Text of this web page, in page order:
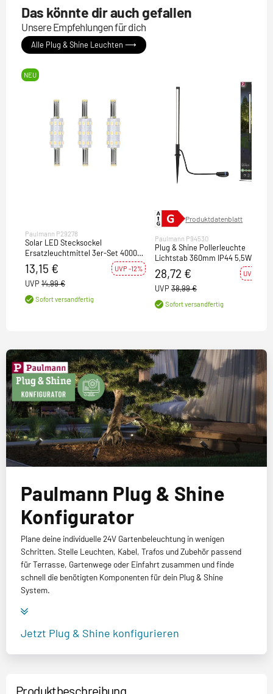
Paulmann Plug & Shine
Konfigurator
Plane deine individuelle 24V Gartenbeleuchtung in wenigen
Schritten. Stelle Leuchten, Kabel, Trafos und Zubehör passend
für Terrasse, Gartenwege oder Einfahrt zusammen und finde
schnell die benötigten Komponenten für dein Plug & Shine
System.
Jetzt Plug & Shine konfigurieren
Das könnte dir auch gefallen
Unsere Empfehlungen für dich
Alle Plug & Shine Leuchten ⟶
NEU
Paulmann P29278
Solar LED Stecksockel
Ersatzleuchtmittel 3er-Set 4000K
60lm
13,15 € UVP -12%
UVP 14,99 €
Sofort versandfertig
Produktdatenblatt
Paulmann P94530
Plug & Shine Pollerleuchte
Lichtstab 360mm IP44 5,5W
3.000K Anthrazit
28,72 € UVP -26%
UVP 38,99 €
Sofort versandfertig
Produktbeschreibung